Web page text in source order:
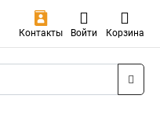
Контакты Войти Корзина